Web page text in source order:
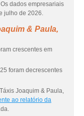
dados empresariais
julho de 2026.
& Paula,
crescentes em
foram decrescentes
Joaquim & Paula,
ao relatório da